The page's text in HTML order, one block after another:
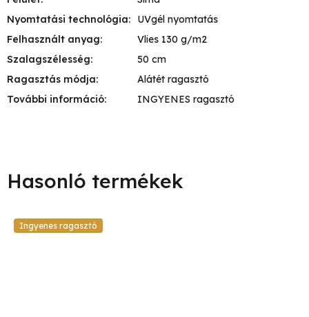
Nyomtatási technológia:
UVgél nyomtatás
Felhasznált anyag:
Vlies 130 g/m2
Szalagszélesség:
50 cm
Ragasztás módja:
Alátét ragasztó
További információ: INGYENES ragasztó
Ingyenes ragasztó